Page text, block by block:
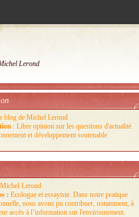
Lerond
blog de Michel Lerond
: Libre opinion sur les questions d'actualité
et développement soutenable
Michel Lerond
: Ecologue et essayiste. Dans notre pratique
nous avons pu contribuer, notamment, à
accès à l’information sur l'environnement.